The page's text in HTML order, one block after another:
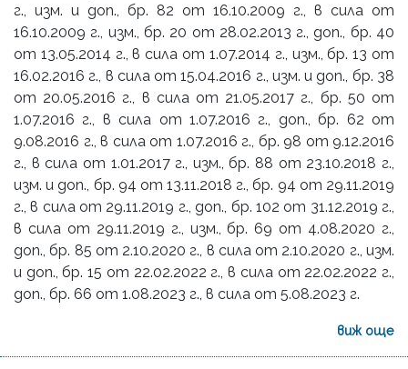
г., изм. и доп., бр. 82 от 16.10.2009 г., в сила от
16.10.2009 г., изм., бр. 20 от 28.02.2013 г., доп., бр. 40
от 13.05.2014 г., в сила от 1.07.2014 г., изм., бр. 13 от
16.02.2016 г., в сила от 15.04.2016 г., изм. и доп., бр. 38
от 20.05.2016 г., в сила от 21.05.2017 г., бр. 50 от
1.07.2016 г., в сила от 1.07.2016 г., доп., бр. 62 от
9.08.2016 г., в сила от 1.07.2016 г., бр. 98 от 9.12.2016
г., в сила от 1.01.2017 г., изм., бр. 88 от 23.10.2018 г.,
изм. и доп., бр. 94 от 13.11.2018 г., бр. 94 от 29.11.2019
г., в сила от 29.11.2019 г., доп., бр. 102 от 31.12.2019 г.,
в сила от 29.11.2019 г., изм., бр. 69 от 4.08.2020 г.,
доп., бр. 85 от 2.10.2020 г., в сила от 2.10.2020 г., изм.
и доп., бр. 15 от 22.02.2022 г., в сила от 22.02.2022 г.,
доп., бр. 66 от 1.08.2023 г., в сила от 5.08.2023 г.
виж още